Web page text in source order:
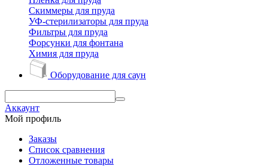
Скиммеры для пруда
УФ-стерилизаторы для пруда
Фильтры для пруда
Форсунки для фонтана
Химия для пруда
Оборудование для саун
Аккаунт
Мой профиль
Заказы
Список сравнения
Отложенные товары